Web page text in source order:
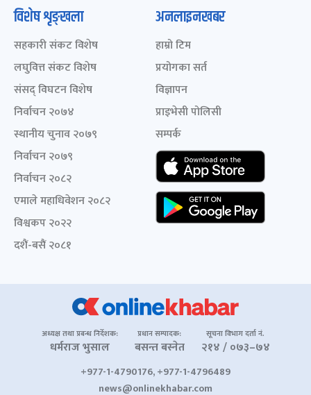
विशेष शृङ्खला
सहकारी संकट विशेष
लघुवित्त संकट विशेष
संसद् विघटन विशेष
निर्वाचन २०७४
स्थानीय चुनाव २०७९
निर्वाचन २०७९
निर्वाचन २०८२
एमाले महाधिवेशन २०८२
विश्वकप २०२२
दशैं-बसैं २०८१
अनलाइनखबर
हाम्रो टिम
प्रयोगका सर्त
विज्ञापन
प्राइभेसी पोलिसी
सम्पर्क
अध्यक्ष तथा प्रबन्ध निर्देशक:
धर्मराज भुसाल
प्रधान सम्पादक:
बसन्त बस्नेत
सूचना विभाग दर्ता नं.
२१४ / ०७३–७४
+977-1-4790176, +977-1-4796489
news@onlinekhabar.com